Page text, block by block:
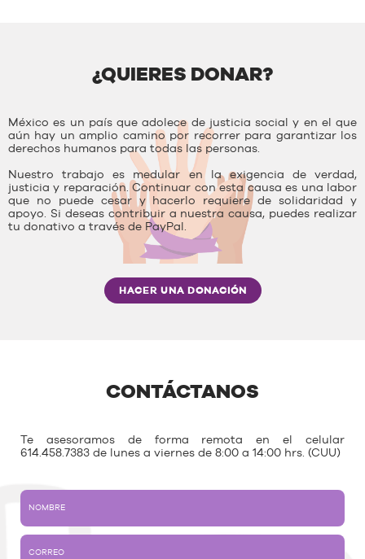
¿QUIERES DONAR?
México es un país que adolece de justicia social y en el que
aún hay un amplio camino por recorrer para garantizar los
derechos humanos para todas las personas.
Nuestro trabajo es medular en la exigencia de verdad,
justicia y reparación. Continuar con esta causa es una labor
que no puede cesar y hacerlo requiere de solidaridad y
apoyo. Si deseas contribuir a nuestra causa, puedes realizar
tu donativo a través de PayPal.
HACER UNA DONACIÓN
CONTÁCTANOS
Te asesoramos de forma remota en el celular
614.458.7383 de lunes a viernes de 8:00 a 14:00 hrs. (CUU)